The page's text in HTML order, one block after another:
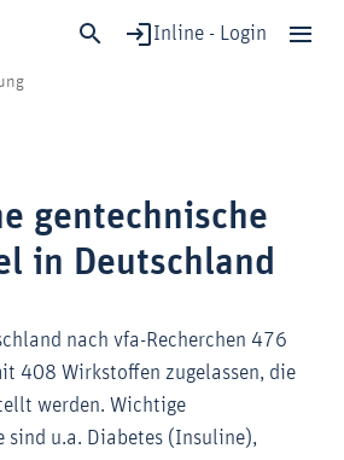
Inline - Login
gentechnische
in Deutschland
nach vfa-Recherchen 476
408 Wirkstoffen zugelassen, die
werden. Wichtige
sind u.a. Diabetes (Insuline),